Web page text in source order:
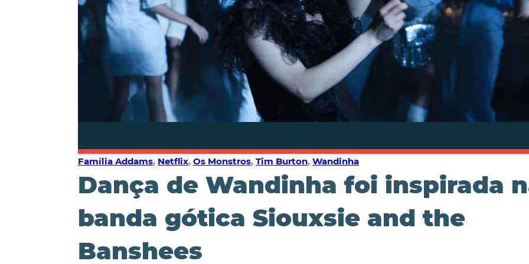
Família Addams, Netflix, Os Monstros, Tim Burton, Wandinha
Dança de Wandinha foi inspirada
banda gótica Siouxsie and the
Banshees